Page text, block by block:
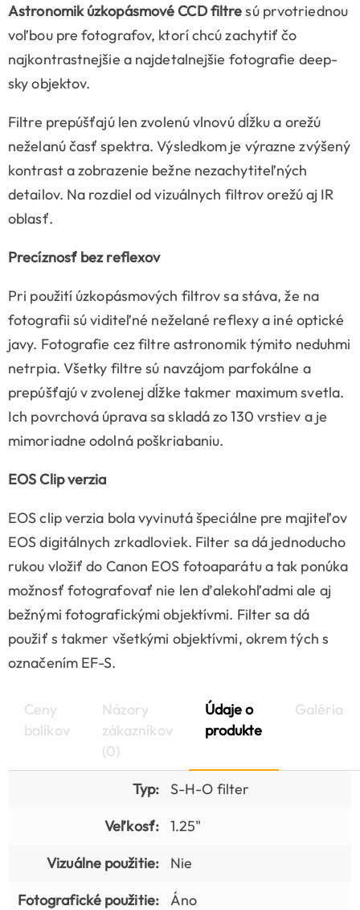
Astronomik úzkopásmové CCD filtresú prvotriednou
voľbou pre fotografov, ktorí chcú zachytiť čo
najkontrastnejšie a najdetalnejšie fotografie deep-
sky objektov.
Filtre prepúšťajú len zvolenú vlnovú dĺžku a orežú
neželanú časť spektra. Výsledkom je výrazne zvýšený
kontrast a zobrazenie bežne nezachytiteľných
detailov. Na rozdiel od vizuálnych filtrov orežú aj IR
oblasť.
Precíznosť bez reflexov
Pri použití úzkopásmových filtrov sa stáva, že na
fotografii sú viditeľné neželané reflexy a iné optické
javy. Fotografie cez filtre astronomik týmito neduhmi
netrpia. Všetky filtre sú navzájom parfokálne a
prepúšťajú v zvolenej dĺžke takmer maximum svetla.
Ich povrchová úprava sa skladá zo 130 vrstiev a je
mimoriadne odolná poškriabaniu.
EOS Clip verzia
EOS clip verzia bola vyvinutá špeciálne pre majiteľov
EOS digitálnych zrkadloviek. Filter sa dá jednoducho
rukou vložiť do Canon EOS fotoaparátu a tak ponúka
možnosť fotografovať nie len ďalekohľadmi ale aj
bežnými fotografickými objektívmi. Filter sa dá
použiť s takmer všetkými objektívmi, okrem tých s
označením EF-S.
Ceny
balíkov
Názory
zákazníkov
(0)
Údaje o
produkte
Galéria
Typ:
S-H-O filter
Veľkosť:
1.25"
Vizuálne použitie:
Nie
Fotografické použitie:
Áno